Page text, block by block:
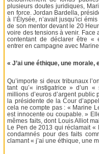
plusieurs doutes juridiques,
en force. Jordan Bardella,
à l’Élysée, n’avait jusqu’ici
de son mentor devant le 20
voire des tensions à venir. Face
contentant de déclarer être «
entrer en campagne avec Marine
« J’ai une éthique, une morale,
Qu’importe si deux tribunaux
tant qu’« instigatrice » d’un
millions d’euros d’argent
la présidente de la Cour
cela ne compte pas : « Marine
est innocente ou coupable. »
mêmes faits, dont Louis Alliot
Le Pen de 2013 qui réclamait «
condamnés pour des faits
clamant « j’ai une éthique, une